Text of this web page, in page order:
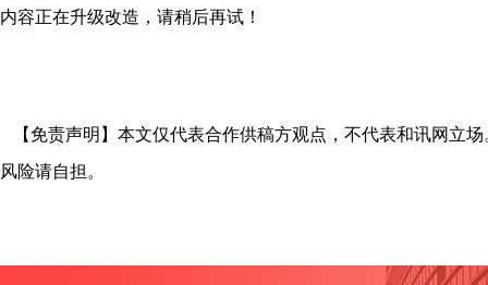
内容正在升级改造，请稍后再试！
【免责声明】本文仅代表合作供稿方观点，不代表和讯网立
风险请自担。